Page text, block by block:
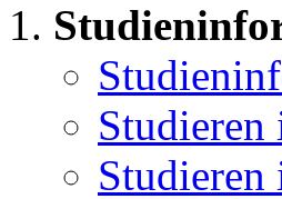
Studieren